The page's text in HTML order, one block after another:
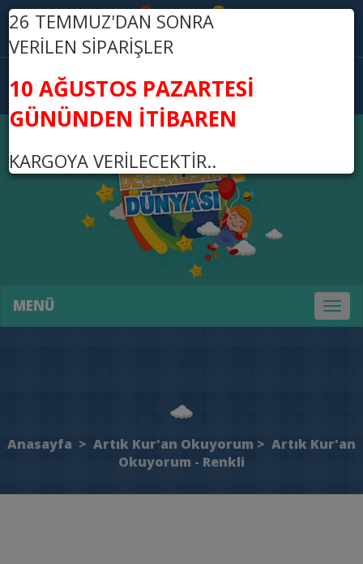
Üye Ol Giriş Yap
MENÜ
Toggle
Anasayfa > Artık Kur'an Okuyorum > Artık Kur'an
Okuyorum - Renkli
26 TEMMUZ'DAN SONRA
VERİLEN SİPARİŞLER
10 AĞUSTOS PAZARTESİ
GÜNÜNDEN İTİBAREN
KARGOYA VERİLECEKTİR..